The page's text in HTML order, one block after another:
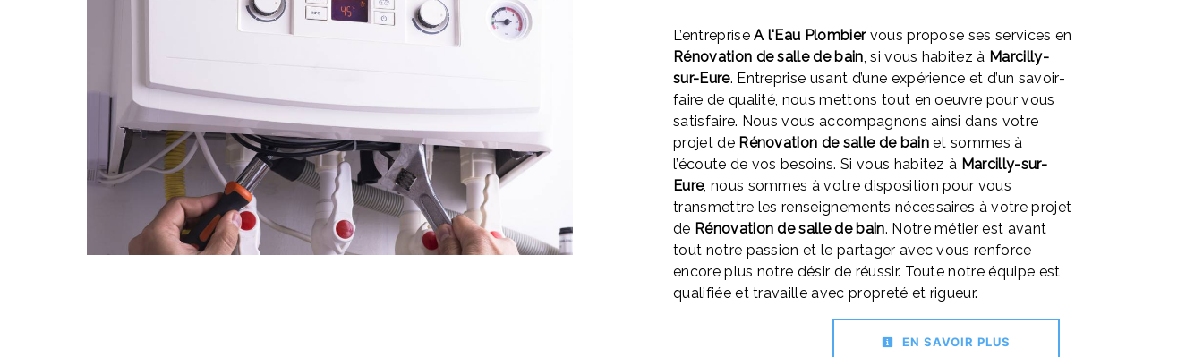
L’entrepriseA l'Eau Plombiervous propose ses services en
Rénovation de salle de bain, si vous habitez à Marcilly-
sur-Eure. Entreprise usant d’une expérience et d’un savoir-
faire de qualité, nous mettons tout en oeuvre pour vous
satisfaire. Nous vous accompagnons ainsi dans votre
projet de Rénovation de salle de bainet sommes à
l’écoute de vos besoins. Si vous habitez à Marcilly-sur-
Eure, nous sommes à votre disposition pour vous
transmettre les renseignements nécessaires à votre projet
de Rénovation de salle de bain. Notre métier est avant
tout notre passion et le partager avec vous renforce
encore plus notre désir de réussir. Toute notre équipe est
qualifiée et travaille avec propreté et rigueur.
EN SAVOIR PLUS